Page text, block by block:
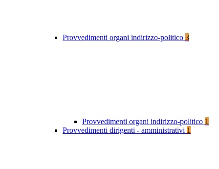
Provvedimenti organi indirizzo-politico 3
Provvedimenti organi indirizzo-politico 1
Provvedimenti dirigenti - amministrativi 1